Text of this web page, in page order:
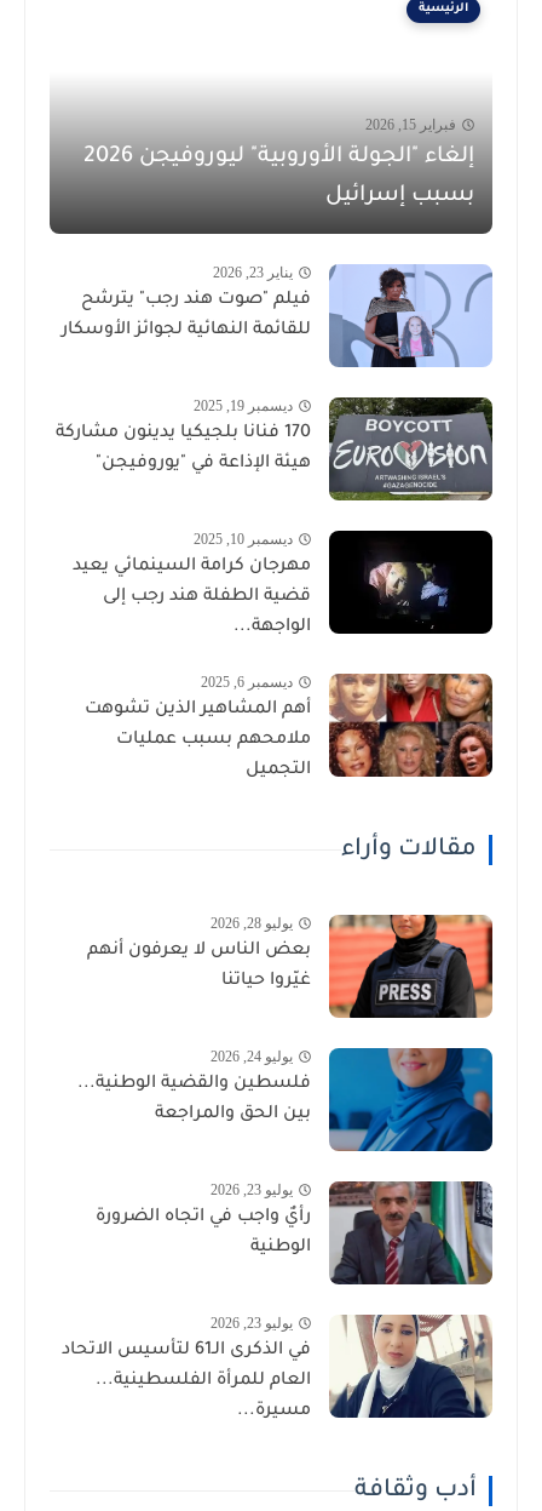
الرئيسية
فبراير 15, 2026
إلغاء "الجولة الأوروبية" ليوروفيجن 2026
بسبب إسرائيل
يناير 23, 2026
فيلم "صوت هند رجب" يترشح
للقائمة النهائية لجوائز الأوسكار
ديسمبر 19, 2025
170 فنانا بلجيكيا يدينون مشاركة
هيئة الإذاعة في "يوروفيجن"
ديسمبر 10, 2025
مهرجان كرامة السينمائي يعيد
قضية الطفلة هند رجب إلى
الواجهة...
ديسمبر 6, 2025
أهم المشاهير الذين تشوهت
ملامحهم بسبب عمليات
التجميل
مقالات وأراء
يوليو 28, 2026
بعض الناس لا يعرفون أنهم
غيّروا حياتنا
يوليو 24, 2026
فلسطين والقضية الوطنية...
بين الحق والمراجعة
يوليو 23, 2026
رأيٌ واجب في اتجاه الضرورة
الوطنية
يوليو 23, 2026
في الذكرى الـ61 لتأسيس الاتحاد
العام للمرأة الفلسطينية...
مسيرة...
أدب وثقافة